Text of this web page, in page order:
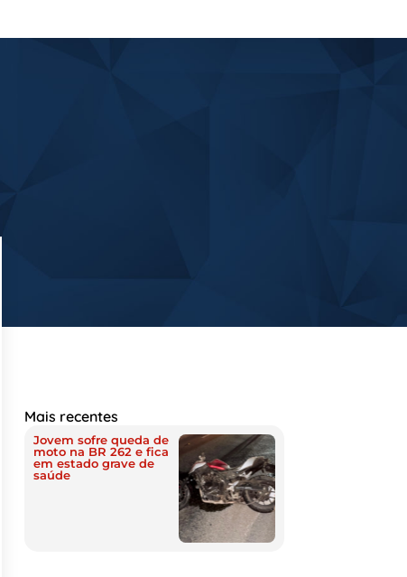
Mais recentes
Jovem sofre queda de
moto na BR 262 e fica
em estado grave de
saúde